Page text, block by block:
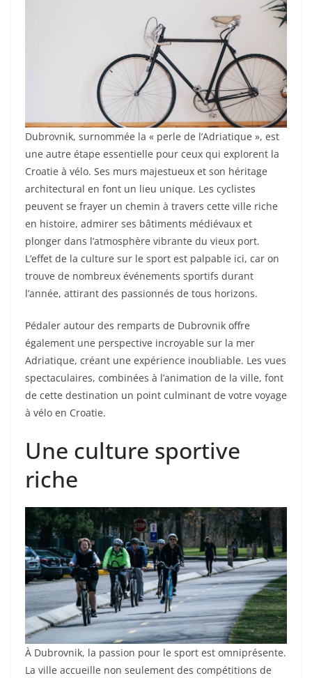
Dubrovnik, surnommée la « perle de l’Adriatique », est
une autre étape essentielle pour ceux qui explorent la
Croatie à vélo. Ses murs majestueux et son héritage
architectural en font un lieu unique. Les cyclistes
peuvent se frayer un chemin à travers cette ville riche
en histoire, admirer ses bâtiments médiévaux et
plonger dans l’atmosphère vibrante du vieux port.
L’effet de la culture sur le sport est palpable ici, car on
trouve de nombreux événements sportifs durant
l’année, attirant des passionnés de tous horizons.
Pédaler autour des remparts de Dubrovnik offre
également une perspective incroyable sur la mer
Adriatique, créant une expérience inoubliable. Les vues
spectaculaires, combinées à l’animation de la ville, font
de cette destination un point culminant de votre voyage
à vélo en Croatie.
Une culture sportive
riche
À Dubrovnik, la passion pour le sport est omniprésente.
La ville accueille non seulement des compétitions de